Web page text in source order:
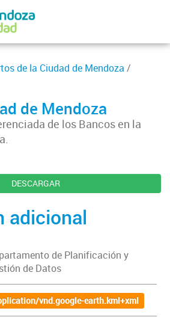
de la Ciudad de Mendoza /
de Mendoza
de los Bancos en la
DESCARGAR
adicional
de Planificación y
de Datos
vnd.google-earth.kml+xml